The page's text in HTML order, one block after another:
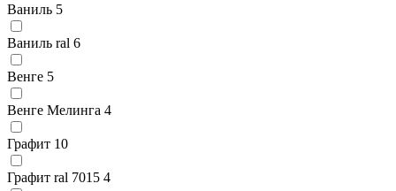
Ваниль 5
Ваниль ral 6
Венге 5
Венге Мелинга 4
Графит 10
Графит ral 7015 4